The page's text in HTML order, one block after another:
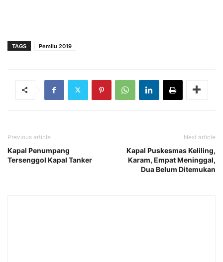
TAGS Pemilu 2019
Previous article
Kapal Penumpang
Tersenggol Kapal Tanker
Next article
Kapal Puskesmas Keliling,
Karam, Empat Meninggal,
Dua Belum Ditemukan